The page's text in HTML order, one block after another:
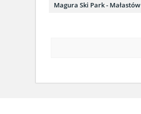
Magura Ski Park - Małastów